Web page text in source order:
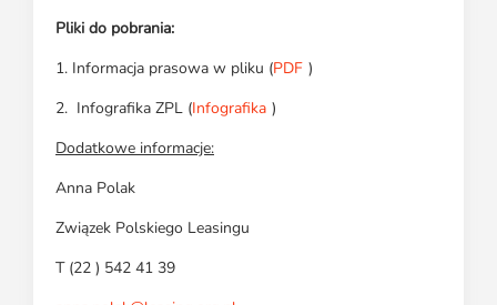
Pliki do pobrania:
1. Informacja prasowa w pliku (PDF )
2. Infografika ZPL (Infografika )
Dodatkowe informacje:
Anna Polak
Związek Polskiego Leasingu
T (22 ) 542 41 39